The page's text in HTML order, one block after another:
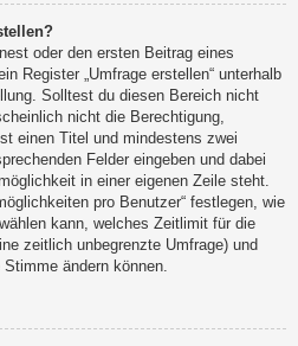
oder den ersten Beitrag eines
Register „Umfrage erstellen“ unterhalb
Solltest du diesen Bereich nicht
nicht die Berechtigung,
einen Titel und mindestens zwei
Felder eingeben und dabei
in einer eigenen Zeile steht.
pro Benutzer“ festlegen, wie
kann, welches Zeitlimit für die
zeitlich unbegrenzte Umfrage) und
ändern können.